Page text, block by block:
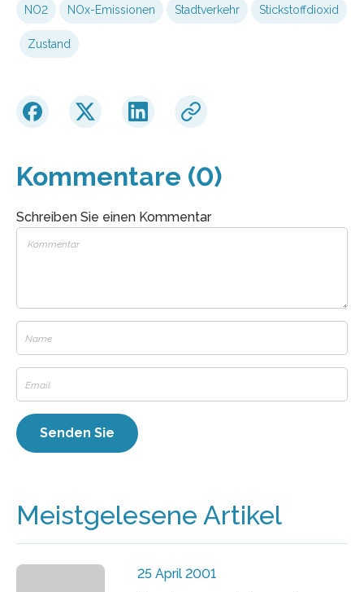
NO2 NOx-Emissionen Stadtverkehr Stickstoffdioxid
Zustand
Kommentare (0)
Schreiben Sie einen Kommentar
Meistgelesene Artikel
25 April 2001